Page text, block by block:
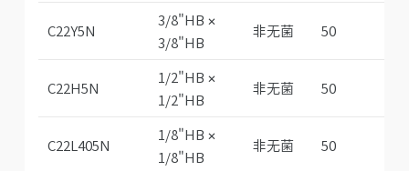
C22Y5N
3/8"HB ×
3/8"HB
非无菌 50
C22H5N
1/2"HB ×
1/2"HB
非无菌 50
C22L405N
1/8"HB ×
1/8"HB
非无菌 50